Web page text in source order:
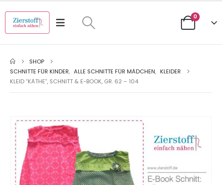
0
SHOP
SCHNITTE FÜR KINDER, ALLE SCHNITTE FÜR MÄDCHEN, KLEIDER
KLEID “KÄTHE”, SCHNITT & E-BOOK, GR. 62 – 104